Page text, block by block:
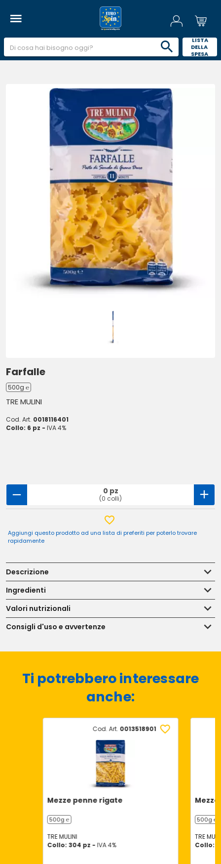
LISTA
DELLA
SPESA
Farfalle
500g ℮
TRE MULINI
Cod. Art. 0018116401
Collo: 6 pz - IVA 4%
0 pz
(0 colli)
Aggiungi questo prodotto ad una lista di preferiti per poterlo trovare
rapidamente
Descrizione
Ingredienti
Valori nutrizionali
Consigli d'uso e avvertenze
Ti potrebbero interessare
anche:
Cod. Art. 0013518901
Mezze penne rigate
500g ℮
TRE MULINI
Collo: 304 pz - IVA 4%
500g ℮
TRE
Collo: